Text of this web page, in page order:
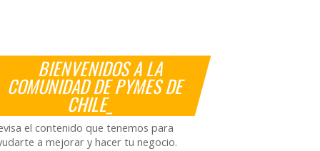
BIENVENIDOS A LA
COMUNIDAD DE PYMES DE
CHILE_
el contenido que tenemos para
a mejorar y hacer tu negocio.